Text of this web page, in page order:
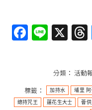
Line
X
分類： 活動
標籤：
加持水 埔里
總持咒王 蓮花生大士 薈